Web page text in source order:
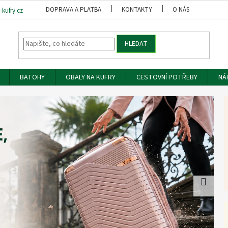
DOPRAVA A PLATBA KONTAKTY O NÁS
HLEDAT
BATOHY OBALY NA KUFRY CESTOVNÍ POTŘEBY